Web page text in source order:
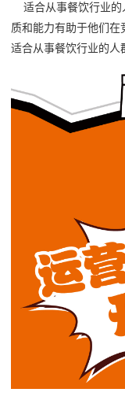
适合从事餐饮行业的
质和能力有助于他们
适合从事餐饮行业的人